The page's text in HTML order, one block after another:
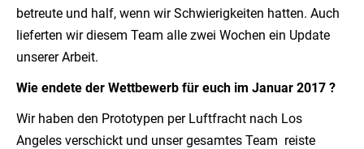
betreute und half, wenn wir Schwierigkeiten hatten. Auch
lieferten wir diesem Team alle zwei Wochen ein Update
unserer Arbeit.
Wie endete der Wettbewerb für euch im Januar 2017 ?
Wir haben den Prototypen per Luftfracht nach Los
Angeles verschickt und unser gesamtes Team reiste